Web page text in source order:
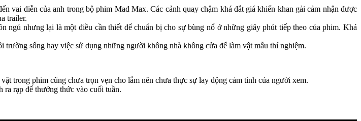
vai diễn của anh trong bộ phim Mad Max. Các cảnh quay chậm khá đắt giá khiến khan gải cảm nhận được
trailer.
nhưng lại là một điều cần thiết để chuẩn bị cho sự bùng nổ ở những giây phút tiếp theo của phim. Khá
sống hay việc sử dụng những người không nhà không cửa để làm vật mẫu thí nghiệm.
trong phim cũng chưa trọn vẹn cho lắm nên chưa thực sự lay động cảm tình của người xem.
ra rạp để thưởng thức vào cuối tuần.